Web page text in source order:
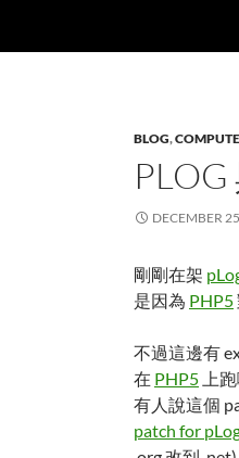
BLOG,
DECEMBER
剛剛在架
是因為 PHP5
不過這邊有
在 PHP5 上
有人說這個
patch for